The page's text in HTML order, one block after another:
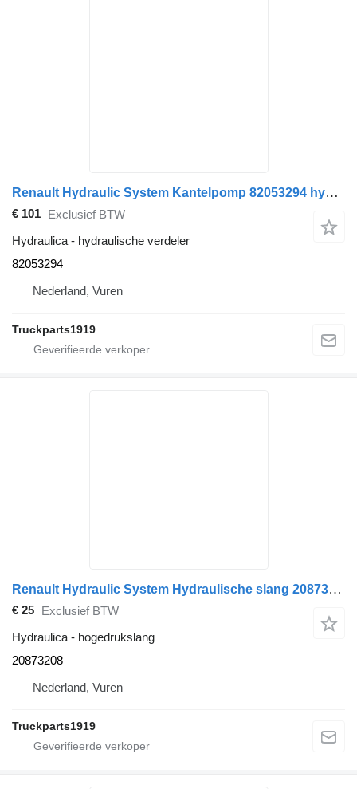
Renault Hydraulic System Kantelpomp 82053294 hydraulische verdeler voor vrachtwagen
€ 101 Exclusief BTW
Hydraulica - hydraulische verdeler
82053294
Nederland, Vuren
Truckparts1919
Renault Hydraulic System Hydraulische slang 20873208 hogedrukslang voor vrachtwagen
€ 25 Exclusief BTW
Hydraulica - hogedrukslang
20873208
Nederland, Vuren
Truckparts1919